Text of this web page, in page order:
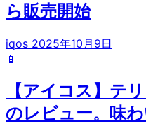
ら販売開始
iqos 2025年10月9日
📱
【アイコス】テ
のレビュー。味